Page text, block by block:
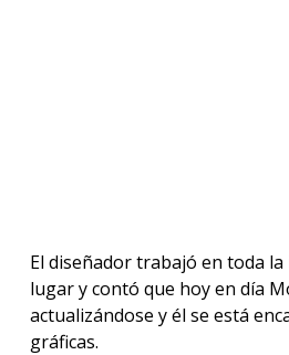
El diseñador trabajó en toda
lugar y contó que hoy en día
actualizándose y él se está
gráficas.